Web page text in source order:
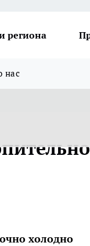
региона
нас
холодно